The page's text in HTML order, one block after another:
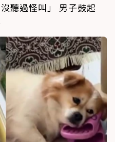
聽過怪叫」 男子鼓起